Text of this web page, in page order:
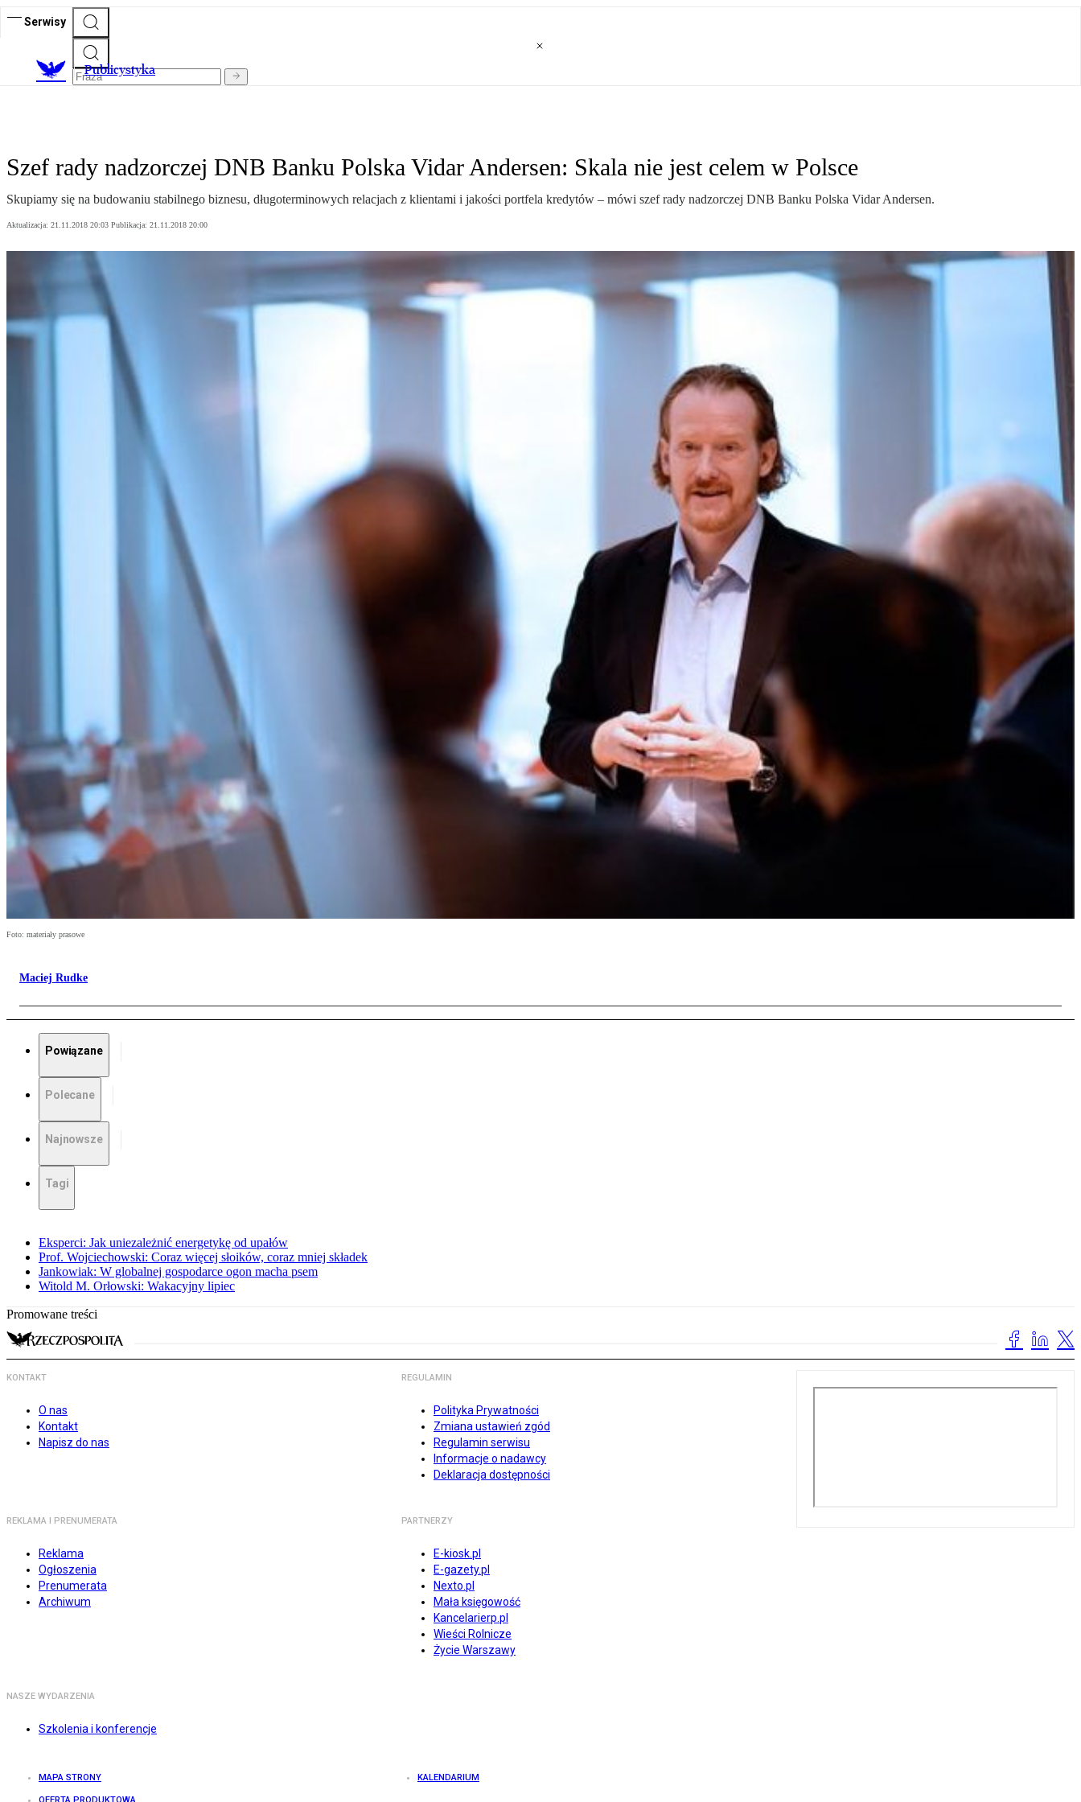
Serwisy
Publicystyka
Szef rady nadzorczej DNB Banku Polska Vidar Andersen: Skala nie jest celem w Polsce
Skupiamy się na budowaniu stabilnego biznesu, długoterminowych relacjach z klientami i jakości portfela kredytów – mówi szef rady nadzorczej DNB Banku Polska Vidar Andersen.
Aktualizacja: 21.11.2018 20:03 Publikacja: 21.11.2018 20:00
Foto: materiały prasowe
Maciej Rudke
Powiązane
Polecane
Najnowsze
Tagi
Eksperci: Jak uniezależnić energetykę od upałów
Prof. Wojciechowski: Coraz więcej słoików, coraz mniej składek
Jankowiak: W globalnej gospodarce ogon macha psem
Witold M. Orłowski: Wakacyjny lipiec
Promowane treści
KONTAKT
O nas
Kontakt
Napisz do nas
REGULAMIN
Polityka Prywatności
Zmiana ustawień zgód
Regulamin serwisu
Informacje o nadawcy
Deklaracja dostępności
REKLAMA I PRENUMERATA
Reklama
Ogłoszenia
Prenumerata
Archiwum
PARTNERZY
E-kiosk.pl
E-gazety.pl
Nexto.pl
Mała księgowość
Kancelarierp.pl
Wieści Rolnicze
Życie Warszawy
NASZE WYDARZENIA
Szkolenia i konferencje
MAPA STRONY KALENDARIUM